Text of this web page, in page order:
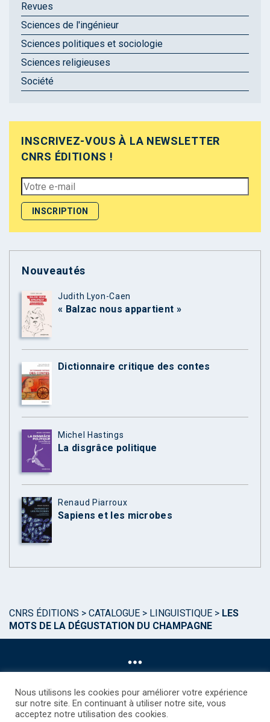
Revues
Sciences de l'ingénieur
Sciences politiques et sociologie
Sciences religieuses
Société
INSCRIVEZ-VOUS À LA NEWSLETTER
CNRS ÉDITIONS !
Nouveautés
Judith Lyon-Caen
« Balzac nous appartient »
Dictionnaire critique des contes
Michel Hastings
La disgrâce politique
Renaud Piarroux
Sapiens et les microbes
CNRS ÉDITIONS > CATALOGUE > LINGUISTIQUE > LES
MOTS DE LA DÉGUSTATION DU CHAMPAGNE
©CNRS EDITIONS 2025
Nous utilisons les cookies pour améliorer votre expérience
sur notre site. En continuant à utiliser notre site, vous
acceptez notre utilisation des cookies.